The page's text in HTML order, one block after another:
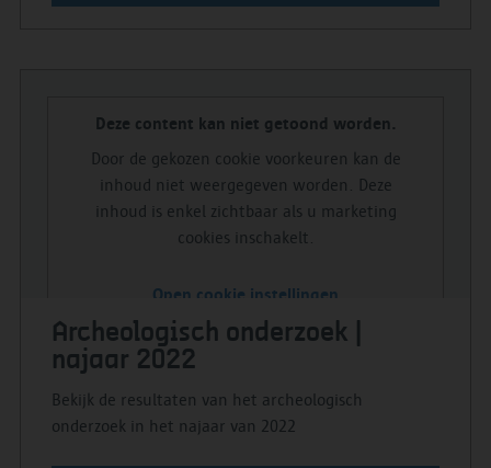
Deze content kan niet getoond worden.
Door de gekozen cookie voorkeuren kan de
inhoud niet weergegeven worden. Deze
inhoud is enkel zichtbaar als u marketing
cookies inschakelt.
Open cookie instellingen
Archeologisch onderzoek |
najaar 2022
Bekijk de resultaten van het archeologisch
onderzoek in het najaar van 2022